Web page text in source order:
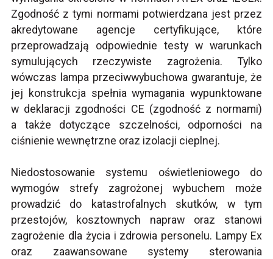
Zgodność z tymi normami potwierdzana jest przez
akredytowane agencje certyfikujące, które
przeprowadzają odpowiednie testy w warunkach
symulujących rzeczywiste zagrożenia. Tylko
wówczas lampa przeciwwybuchowa gwarantuje, że
jej konstrukcja spełnia wymagania wypunktowane
w deklaracji zgodności CE (zgodność z normami)
a także dotyczące szczelności, odporności na
ciśnienie wewnętrzne oraz izolacji cieplnej.
Niedostosowanie systemu oświetleniowego do
wymogów strefy zagrożonej wybuchem może
prowadzić do katastrofalnych skutków, w tym
przestojów, kosztownych napraw oraz stanowi
zagrożenie dla życia i zdrowia personelu. Lampy Ex
oraz zaawansowane systemy sterowania